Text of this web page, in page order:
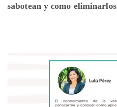
sabotean y como eliminarlos